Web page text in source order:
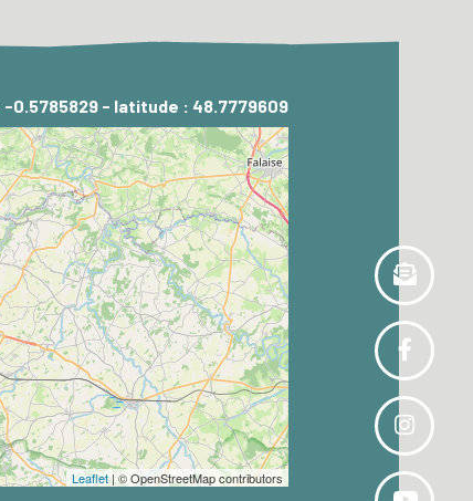
0.5785829 - latitude : 48.7779609
Leaflet| © OpenStreetMap contributors